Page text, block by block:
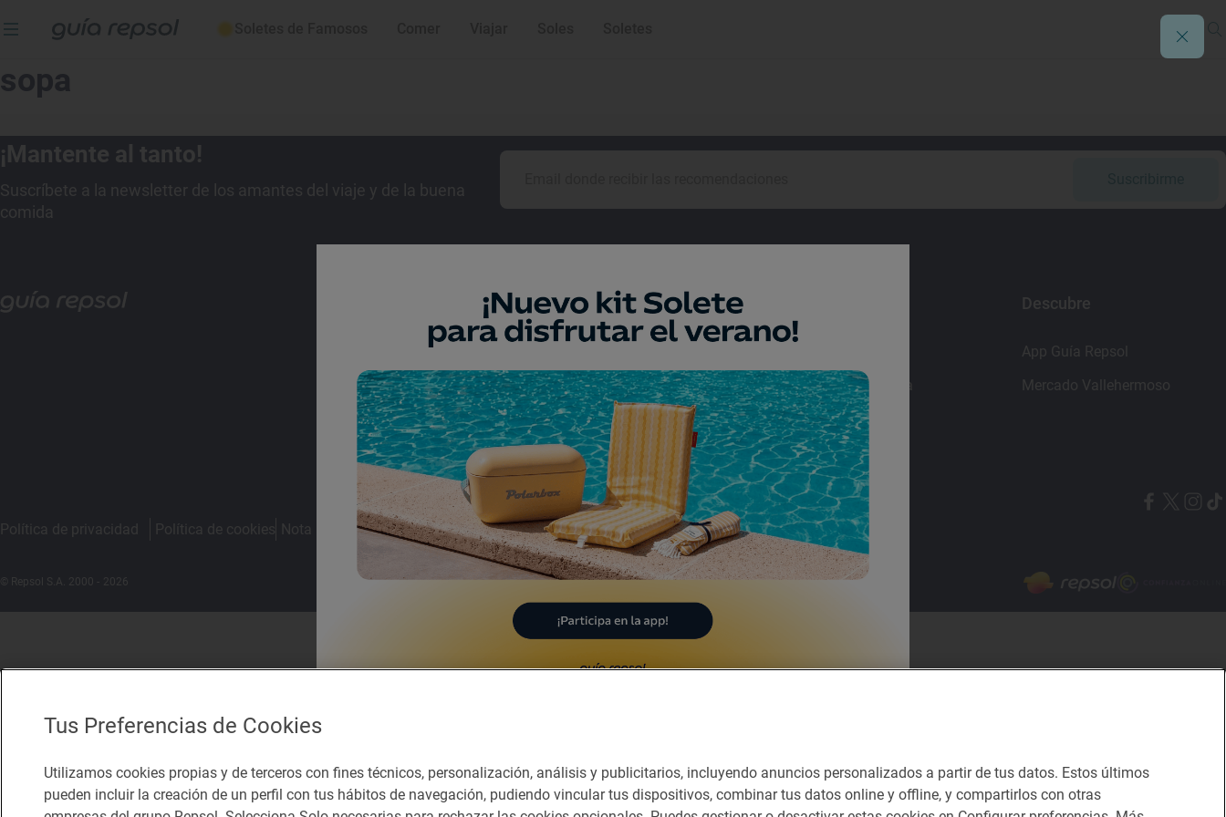
sopa
¡Mantente al tanto!
Suscríbete a la newsletter de los amantes del viaje y de la buena
comida
Guía Repsol
Viajar
Dormir
Sala de prensa
Canal de ética
Descubre
App Guía Repsol
Mercado Vallehermoso
Política de privacidad Política de cookies Nota legal Condiciones del servicio
© Repsol S.A. 2000 - 2026
Tus Preferencias de Cookies
Utilizamos cookies propias y de terceros con fines técnicos, personalización, análisis y publicitarios, incluyendo anuncios personalizados a partir de tus datos. Estos últimos
pueden incluir la creación de un perfil con tus hábitos de navegación, pudiendo vincular tus dispositivos, combinar tus datos online y offline, y compartirlos con otras